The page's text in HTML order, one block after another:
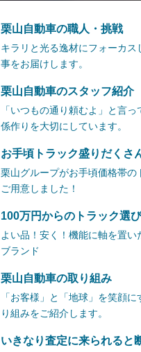
栗山自動車の職人・挑戦
キラリと光る逸材にフォーカス
事をお届けします。
栗山自動車のスタッフ紹介
「いつもの通り頼むよ」と言
係作りを大切にしています。
お手頃トラック盛りだくさ
栗山グループがお手頃価格帯の
ご用意しました！
100万円からのトラック選び
よい品！安く！機能に軸を置
ブランド
栗山自動車の取り組み
「お客様」と「地球」を笑顔
り組みをご紹介します。
いきなり査定に来られると